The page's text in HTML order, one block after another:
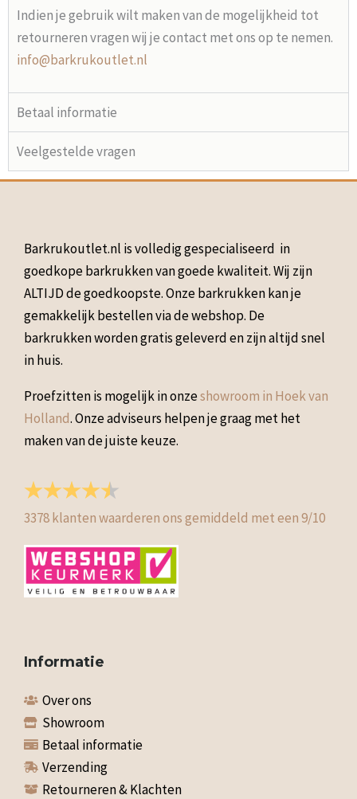
Indien je gebruik wilt maken van de mogelijkheid tot
retourneren vragen wij je contact met ons op te nemen.
info@barkrukoutlet.nl
Betaal informatie
Veelgestelde vragen
Barkrukoutlet.nl is volledig gespecialiseerd in
goedkope barkrukken van goede kwaliteit. Wij zijn
ALTIJD de goedkoopste. Onze barkrukken kan je
gemakkelijk bestellen via de webshop. De
barkrukken worden gratis geleverd en zijn altijd snel
in huis.
Proefzitten is mogelijk in onzeshowroom in Hoek van
Holland. Onze adviseurs helpen je graag met het
maken van de juiste keuze.
3378klanten waarderen ons gemiddeld met een9/10
Informatie
Over ons
Showroom
Betaal informatie
Verzending
Retourneren & Klachten